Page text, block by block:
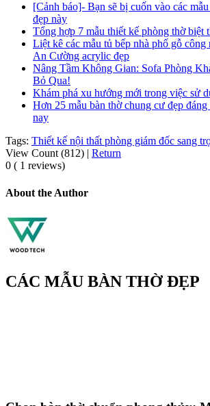
[Cảnh báo]- Bạn sẽ bị cuốn vào các
đẹp này
Tổng hợp 7 mẫu thiết kế phòng thờ biệt
Liệt kê các mẫu tủ bếp nhà phố gỗ
An Cường acrylic đẹp
Nâng Tầm Không Gian: Sofa Phòng
Bỏ Qua!
Khám phá xu hướng mới trong việc sử
Hơn 25 mẫu bàn thờ chung cư đẹp
nay
Tags: Thiết kế nội thất phòng giám đốc sang
View Count (812)
Return
0 ( 1 reviews)
About the Author
CÁC MẪU BÀN THỜ ĐẸP